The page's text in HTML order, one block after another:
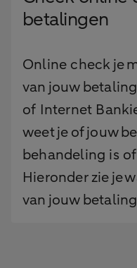
betalingen
Online check je
van jouw
of Internet
weet je of jouw
behandeling is
Hieronder zie je
van jouw